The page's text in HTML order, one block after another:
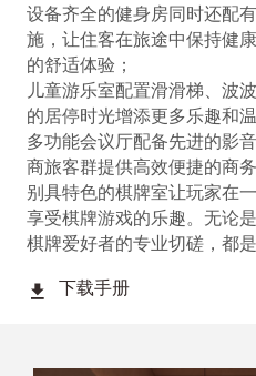
设备齐全的健身房同时还配
施，让住客在旅途中保持健
的舒适体验；
儿童游乐室配置滑滑梯、波
的居停时光增添更多乐趣和
多功能会议厅配备先进的影
商旅客群提供高效便捷的商
别具特色的棋牌室让玩家在
享受棋牌游戏的乐趣。无论
棋牌爱好者的专业切磋，都
下载手册